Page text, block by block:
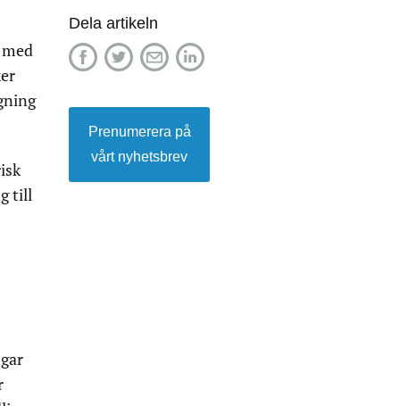
till
Dela artikeln
Prenumerera på
vårt nyhetsbrev